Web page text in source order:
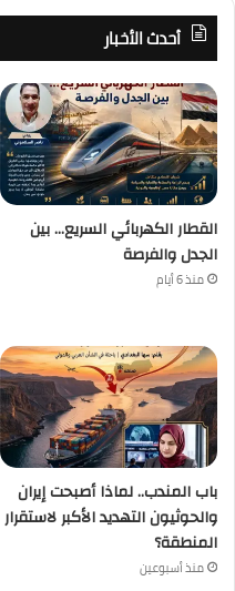
أحدث الأخبار
القطار الكهربائي السريع… بين
الجدل والفرصة
منذ 6 أيام
باب المندب.. لماذا أصبحت إيران
والحوثيون التهديد الأكبر لاستقرار
المنطقة؟
منذ أسبوعين